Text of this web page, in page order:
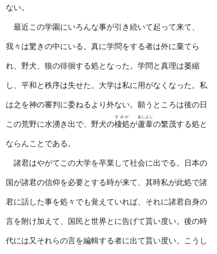
ない。
最近この学園にいろんな事が引き続いて起って来て、
我々は驚きの中にいる。真に学問をする者は外に棄てら
れ、野犬、狼の徘徊する処となった。学問と真理は萎縮
し、平和と秩序は失せた。大学は私に用がなくなった。私
は之を神の審判に委ねるより外ない。願うところは後の日
この荒野に水湧き出で、野犬の棲処
すみか
が蘆葦
あしよし
の繁茂する処と
ならんことである。
諸君はやがてこの大学を卒業して社会に出でる。日本の
国が諸君の信仰を必要とする時が来て、其時私が此処で諸
君に話した事を処々でも覚えていれば、それに諸君自身の
言を附け加えて、国民と世界とに告げて貰い度い。後の時
代には又それらの言を編輯する者に出て貰い度い。こうし